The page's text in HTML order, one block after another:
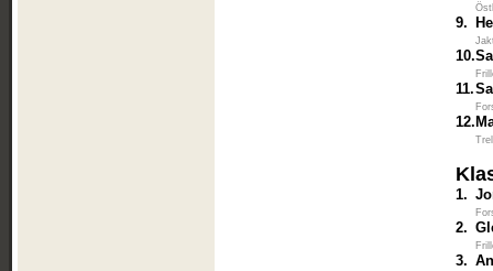
9.
10.
11.
12.
1.
2.
3.